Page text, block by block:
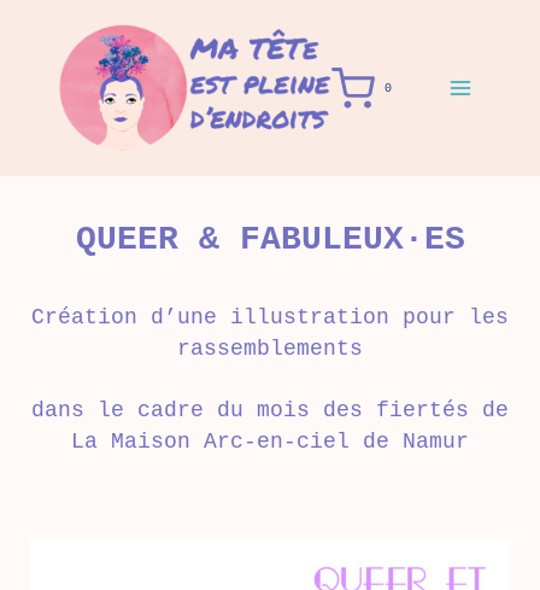
contenu
0
QUEER & FABULEUX·ES
Création d’une illustration pour les
rassemblements
dans le cadre du mois des fiertés de
La Maison Arc-en-ciel de Namur